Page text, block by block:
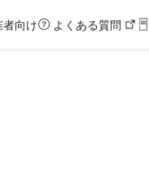
者向け よくある質問